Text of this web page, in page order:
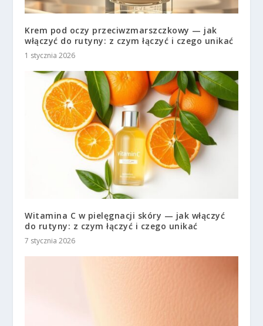
Krem pod oczy przeciwzmarszczkowy — jak
włączyć do rutyny: z czym łączyć i czego unikać
1 stycznia 2026
Witamina C w pielęgnacji skóry — jak włączyć
do rutyny: z czym łączyć i czego unikać
7 stycznia 2026